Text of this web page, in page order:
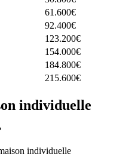
61.600€
92.400€
123.200€
154.000€
184.800€
215.600€
individuelle
individuelle